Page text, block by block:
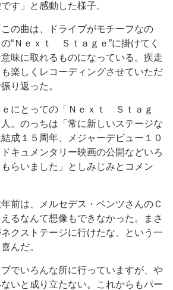
す」と感動した様子。
の曲は、ドライブがモチーフなの
“Ｎｅｘｔ Ｓｔａｇｅ”に掛けてく
味に取れるものになっている。疾走
楽しくレコーディングさせていただ
り返った。
にとっての「Ｎｅｘｔ Ｓｔａｇ
。のっちは「常に新しいステージな
成１５周年、メジャーデビュー１０
キュメンタリー映画の公開などいろ
らいました」としみじみとコメン
前は、メルセデス・ベンツさんのＣ
るなんて想像もできなかった。まさ
クストテージに行けたな、という一
んだ。
でいろんな所に行っていますが、や
いと成り立たない。これからもパー